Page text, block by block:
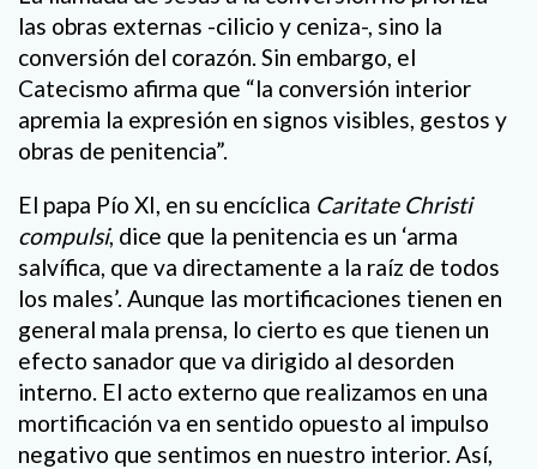
las obras externas -cilicio y ceniza-, sino la
conversión del corazón. Sin embargo, el
Catecismo afirma que “la conversión interior
apremia la expresión en signos visibles, gestos y
obras de penitencia”.
El papa Pío XI, en su encíclica Caritate Christi
compulsi, dice que la penitencia es un ‘arma
salvífica, que va directamente a la raíz de todos
los males’. Aunque las mortificaciones tienen en
general mala prensa, lo cierto es que tienen un
efecto sanador que va dirigido al desorden
interno. El acto externo que realizamos en una
mortificación va en sentido opuesto al impulso
negativo que sentimos en nuestro interior. Así,